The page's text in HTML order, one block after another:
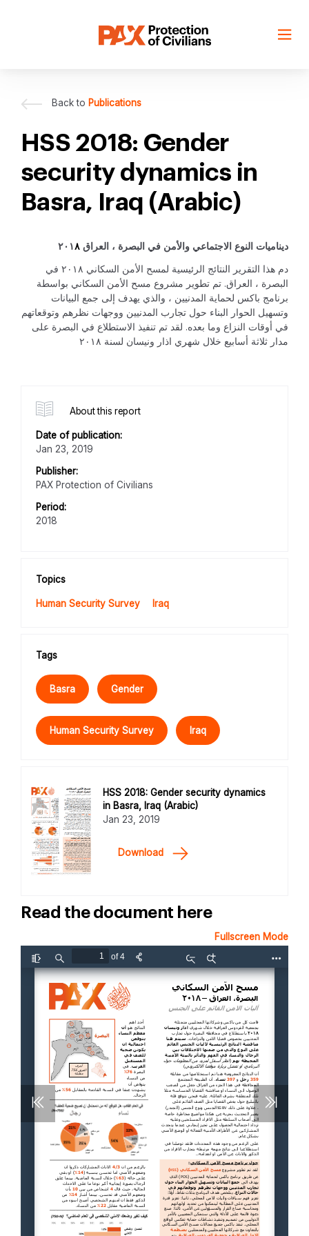
Back to Publications
HSS 2018: Gender
security dynamics in
Basra, Iraq (Arabic)
٢٠١٨ ديناميات النوع الاجتماعي والأمن في البصرة ، العراق
دم هذا التقرير النتائج الرئيسية لمسح الأمن السكاني ٢٠١٨ في
البصرة ، العراق. تم تطوير مشروع مسح الأمن السكاني بواسطة
برنامج باكس لحماية المدنيين ، والذي يهدف إلى جمع البيانات
وتسهيل الحوار البناء حول تجارب المدنيين ووجهات نظرهم وتوقعاتهم
في أوقات النزاع وما بعده. لقد تم تنفيذ الاستطلاع في البصرة على
مدار ثلاثة أسابيع خلال شهري اذار ونيسان لسنة ٢٠١٨
About this report
Date of publication:
Jan 23, 2019
Publisher:
PAX Protection of Civilians
Period:
2018
Topics
Human Security Survey Iraq
Tags
Basra Gender
Human Security Survey Iraq
HSS 2018: Gender security dynamics
in Basra, Iraq (Arabic)
Jan 23, 2019
Download
Read the document here
Fullscreen Mode